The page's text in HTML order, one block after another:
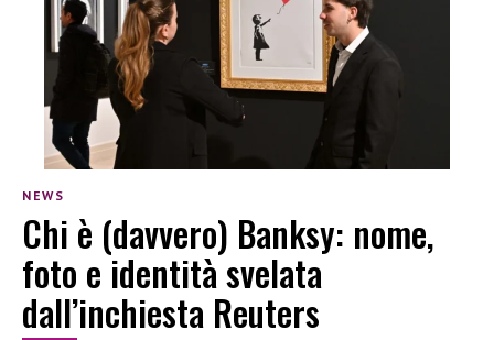
NEWS
Chi è (davvero) Banksy: nome,
foto e identità svelata
dall’inchiesta Reuters